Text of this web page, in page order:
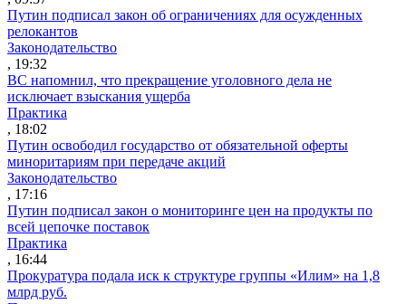
Путин подписал закон об ограничениях для осужденных
релокантов
Законодательство
, 19:32
ВС напомнил, что прекращение уголовного дела не
исключает взыскания ущерба
Практика
, 18:02
Путин освободил государство от обязательной оферты
миноритариям при передаче акций
Законодательство
, 17:16
Путин подписал закон о мониторинге цен на продукты по
всей цепочке поставок
Практика
, 16:44
Прокуратура подала иск к структуре группы «Илим» на 1,8
млрд руб.